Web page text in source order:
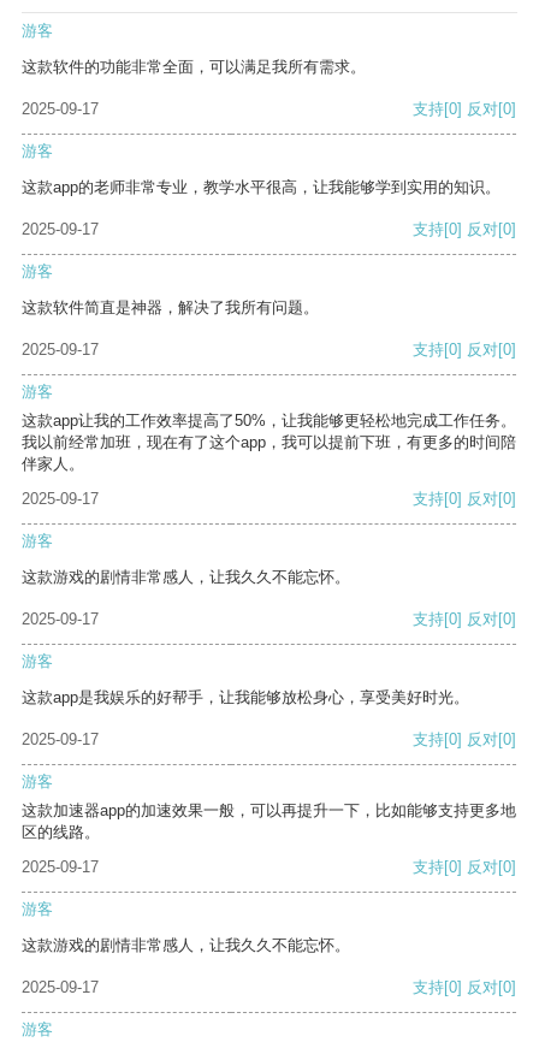
游客
这款软件的功能非常全面，可以满足我所有需求。
2025-09-17 支持[0] 反对[0]
游客
这款app的老师非常专业，教学水平很高，让我能够学到实用的知识。
2025-09-17 支持[0] 反对[0]
游客
这款软件简直是神器，解决了我所有问题。
2025-09-17 支持[0] 反对[0]
游客
这款app让我的工作效率提高了50%，让我能够更轻松地完成工作任务。
我以前经常加班，现在有了这个app，我可以提前下班，有更多的时间陪
伴家人。
2025-09-17
支持[0] 反对[0]
游客
这款游戏的剧情非常感人，让我久久不能忘怀。
2025-09-17 支持[0] 反对[0]
游客
这款app是我娱乐的好帮手，让我能够放松身心，享受美好时光。
2025-09-17 支持[0] 反对[0]
游客
这款加速器app的加速效果一般，可以再提升一下，比如能够支持更多地
区的线路。
2025-09-17
支持[0] 反对[0]
游客
这款游戏的剧情非常感人，让我久久不能忘怀。
2025-09-17 支持[0] 反对[0]
游客